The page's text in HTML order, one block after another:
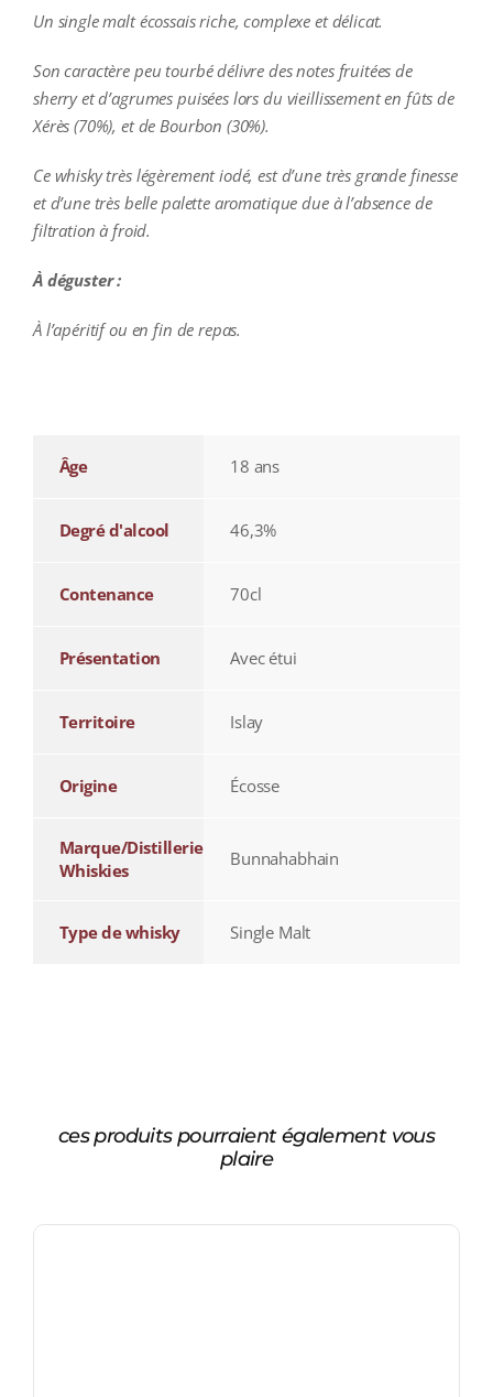
Un single malt écossais riche, complexe et délicat.
Son caractère peu tourbé délivre des notes fruitées de
sherry et d’agrumes puisées lors du vieillissement en fûts de
Xérès (70%), et de Bourbon (30%).
Ce whisky très légèrement iodé, est d’une très grande finesse
et d’une très belle palette aromatique due à l’absence de
filtration à froid.
À déguster :
À l’apéritif ou en fin de repas.
Âge 18 ans
Degré d'alcool 46,3%
Contenance 70cl
Présentation Avec étui
Territoire Islay
Origine Écosse
Marque/Distillerie
Whiskies
Bunnahabhain
Type de whisky Single Malt
ces produits pourraient également vous
plaire